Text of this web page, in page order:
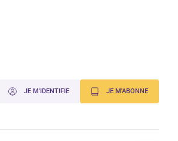
JE M'IDENTIFIE JE M'ABONNE